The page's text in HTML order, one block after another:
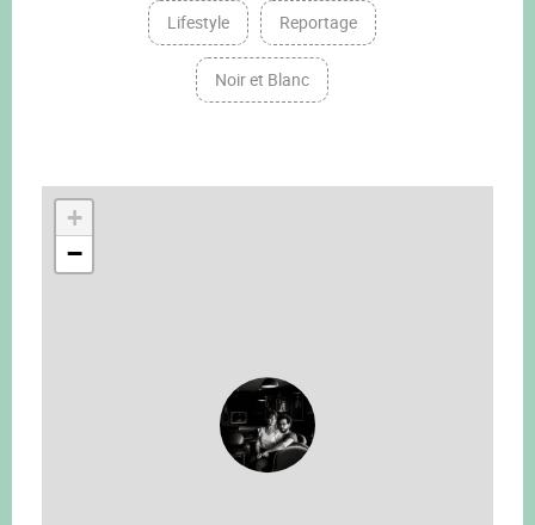
Lifestyle Reportage
Noir et Blanc
+
−